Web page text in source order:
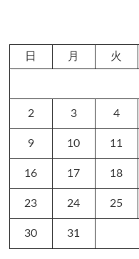
日 月 火
2 3 4
9 10 11
16 17 18
23 24 25
30 31